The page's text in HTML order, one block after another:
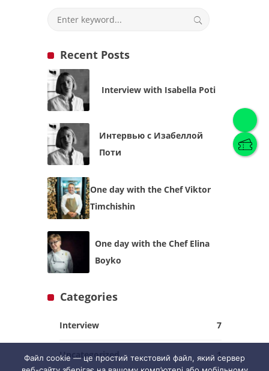
English)
Українська
Recent Posts
Interview with Isabella Poti
Интервью с Изабеллой
Поти
One day with the Chef Viktor
Timchishin
One day with the Chef Elina
Boyko
Categories
Interview 7
Uncategorized 1
Файл cookie — це простий текстовий файл, який сервер